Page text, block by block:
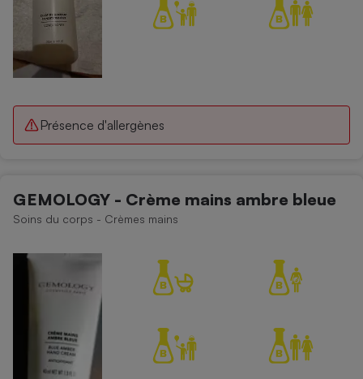
Présence d'allergènes
GEMOLOGY - Crème mains ambre bleue
Soins du corps - Crèmes mains